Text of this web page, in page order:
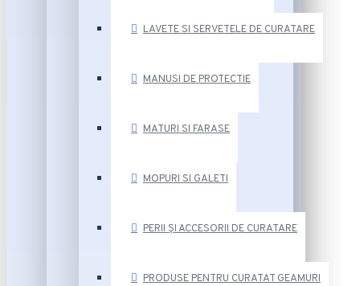
LAVETE SI SERVETELE DE CURATARE
MANUSI DE PROTECTIE
MATURI SI FARASE
MOPURI SI GALETI
PERII ȘI ACCESORII DE CURATARE
PRODUSE PENTRU CURATAT GEAMURI